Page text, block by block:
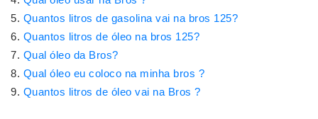
Quantos litros de gasolina vai na bros 125?
Quantos litros de óleo na bros 125?
Qual óleo da Bros?
Qual óleo eu coloco na minha bros ?
Quantos litros de óleo vai na Bros ?